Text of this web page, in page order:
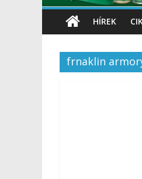
HÍREK
frnaklin